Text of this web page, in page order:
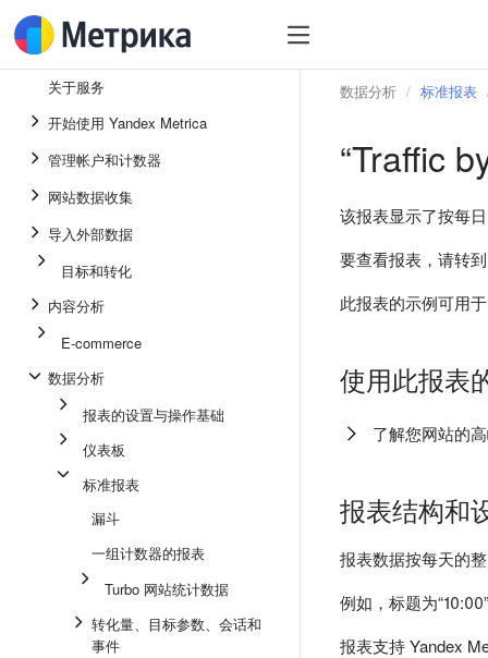
关于服务
开始使用 Yandex Metrica
管理帐户和计数器
网站数据收集
导入外部数据
目标和转化
内容分析
E-commerce
数据分析
报表的设置与操作基础
仪表板
标准报表
漏斗
一组计数器的报表
Turbo 网站统计数据
转化量、目标参数、会话和
事件
数据分析 标准报表
“Traffic
该报表显示了按每
要查看报表，请转
此报表的示例可用
使用此报表
了解您网站的
报表结构和
报表数据按每天的
例如，标题为
报表支持 Yandex